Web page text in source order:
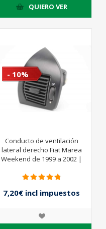
QUIERO VER
- 10%
Conducto de ventilación
lateral derecho Fiat Marea
Weekend de 1999 a 2002 |
7,20€ incl impuestos